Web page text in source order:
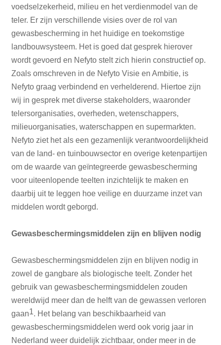
voedselzekerheid, milieu en het verdienmodel van de
teler. Er zijn verschillende visies over de rol van
gewasbescherming in het huidige en toekomstige
landbouwsysteem. Het is goed dat gesprek hierover
wordt gevoerd en Nefyto stelt zich hierin constructief op.
Zoals omschreven in de Nefyto Visie en Ambitie, is
Nefyto graag verbindend en verhelderend. Hiertoe zijn
wij in gesprek met diverse stakeholders, waaronder
telersorganisaties, overheden, wetenschappers,
milieuorganisaties, waterschappen en supermarkten.
Nefyto ziet het als een gezamenlijk verantwoordelijkheid
van de land- en tuinbouwsector en overige ketenpartijen
om de waarde van geïntegreerde gewasbescherming
voor uiteenlopende teelten inzichtelijk te maken en
daarbij uit te leggen hoe veilige en duurzame inzet van
middelen wordt geborgd.
Gewasbeschermingsmiddelen zijn en blijven nodig
Gewasbeschermingsmiddelen zijn en blijven nodig in
zowel de gangbare als biologische teelt. Zonder het
gebruik van gewasbeschermingsmiddelen zouden
wereldwijd meer dan de helft van de gewassen verloren
gaan1. Het belang van beschikbaarheid van
gewasbeschermingsmiddelen werd ook vorig jaar in
Nederland weer duidelijk zichtbaar, onder meer in de